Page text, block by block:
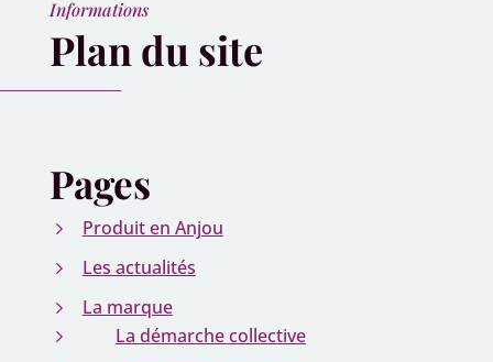
Informations
Plan du site
Pages
Produit en Anjou
Les actualités
La marque
La démarche collective